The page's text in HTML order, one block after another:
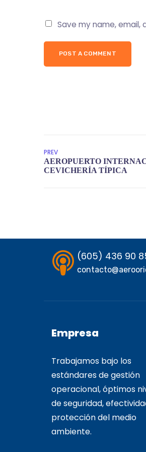
Save my name, email,
POST A COMMENT
PREV
(605) 436 90
Empresa
Trabajamos bajo los
estándares de gestión
operacional, óptimos
de seguridad,
protección del medio
ambiente.